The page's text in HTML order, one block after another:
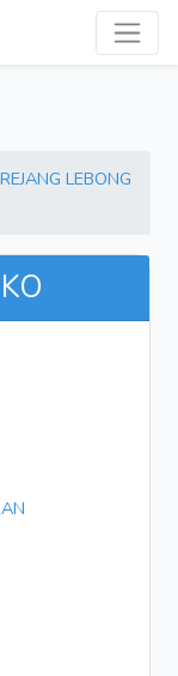
REJANG LEBONG